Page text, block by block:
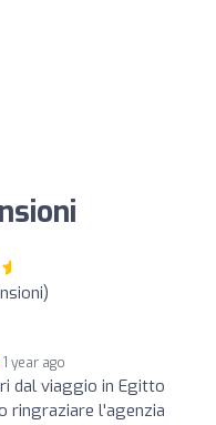
1 year ago
dal viaggio in Egitto
ringraziare l'agenzia